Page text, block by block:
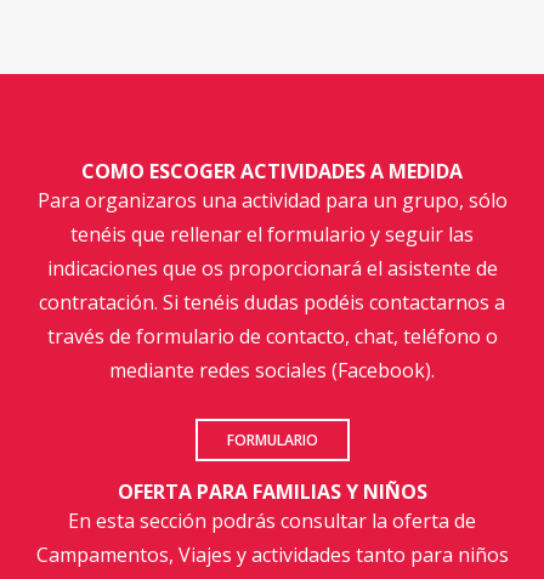
COMO ESCOGER ACTIVIDADES A MEDIDA
Para organizaros una actividad para un grupo, sólo
tenéis que rellenar el formulario y seguir las
indicaciones que os proporcionará el asistente de
contratación. Si tenéis dudas podéis contactarnos a
través de formulario de contacto, chat, teléfono o
mediante redes sociales (Facebook).
FORMULARIO
OFERTA PARA FAMILIAS Y NIÑOS
En esta sección podrás consultar la oferta de
Campamentos, Viajes y actividades tanto para niños